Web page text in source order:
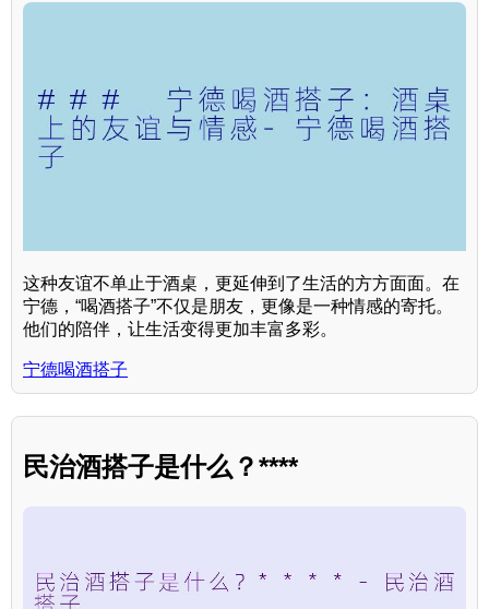
这种友谊不单止于酒桌，更延伸到了生活的方方面面。在
宁德，“喝酒搭子”不仅是朋友，更像是一种情感的寄托。
他们的陪伴，让生活变得更加丰富多彩。
宁德喝酒搭子
民治酒搭子是什么？****